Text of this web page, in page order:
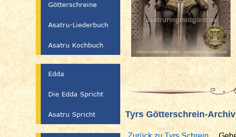
Tyrs Götterschrein-
Götterschreine
Asatru-Liederbuch
Asatru Kochbuch
Edda
Die Edda Spricht
Asatru Spricht